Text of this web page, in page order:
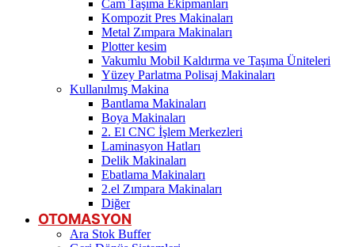
Cam Taşıma Ekipmanları
Kompozit Pres Makinaları
Metal Zımpara Makinaları
Plotter kesim
Vakumlu Mobil Kaldırma ve Taşıma Üniteleri
Yüzey Parlatma Polisaj Makinaları
Kullanılmış Makina
Bantlama Makinaları
Boya Makinaları
2. El CNC İşlem Merkezleri
Laminasyon Hatları
Delik Makinaları
Ebatlama Makinaları
2.el Zımpara Makinaları
Diğer
OTOMASYON
Ara Stok Buffer